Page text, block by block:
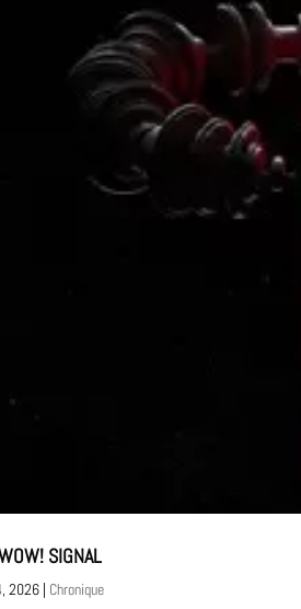
SIGNAL
2026 | Chronique